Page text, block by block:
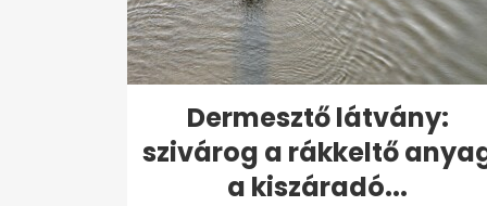
Dermesztő látvány:
szivárog a rákkeltő
a kiszáradó...